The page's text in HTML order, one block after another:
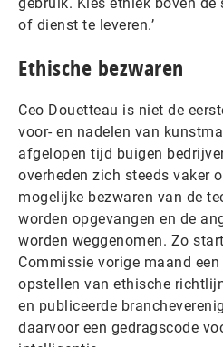
of dienst te leveren.’
Ethische bezwaren
Ceo Douetteau is niet de
voor- en nadelen van
afgelopen tijd buigen
overheden zich steeds vaker
mogelijke bezwaren van de
worden opgevangen en de
worden weggenomen. Zo
Commissie vorige maand
opstellen van ethische
en publiceerde
daarvoor een gedragscode